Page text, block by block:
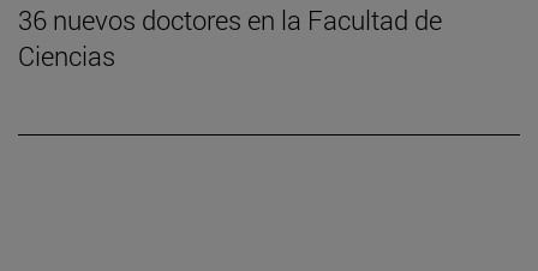
36 nuevos doctores en la Facultad de
Ciencias